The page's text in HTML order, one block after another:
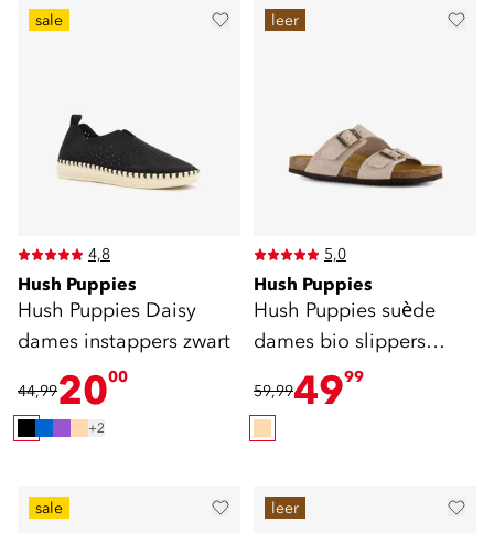
sale
4,8
Hush Puppies
Hush Puppies Daisy
dames instappers zwart
44,992000
+2
leer
5,0
Hush Puppies
Hush Puppies suède
dames bio slippers
beige
59,994999
sale leer